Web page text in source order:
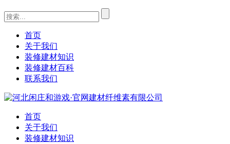
首页
关于我们
装修建材知识
装修建材百科
联系我们
首页
关于我们
装修建材知识